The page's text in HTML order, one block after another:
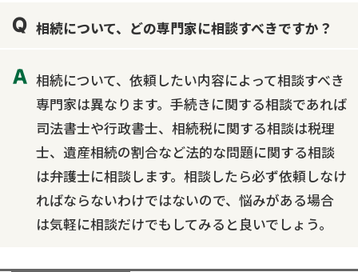
相続について、どの専門家に相談すべきですか？
相続について、依頼したい内容によって相談すべき
専門家は異なります。手続きに関する相談であれば
司法書士や行政書士、相続税に関する相談は税理
士、遺産相続の割合など法的な問題に関する相談
は弁護士に相談します。相談したら必ず依頼しなけ
ればならないわけではないので、悩みがある場合
は気軽に相談だけでもしてみると良いでしょう。